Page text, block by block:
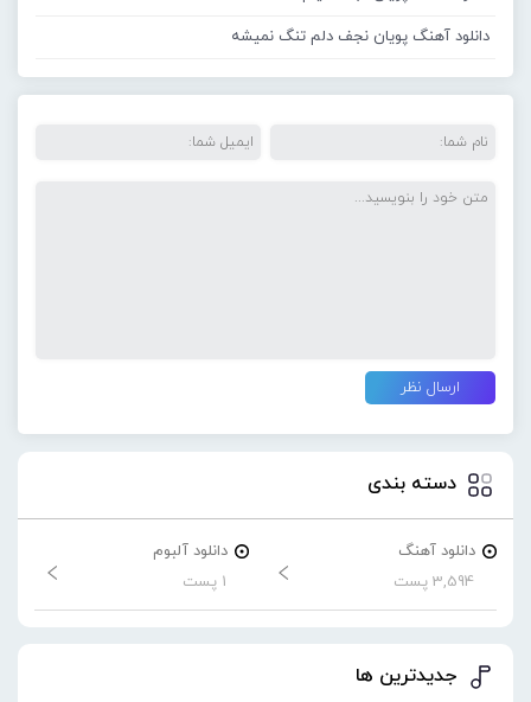
دانلود آهنگ پویان نجف دلم تنگ نمیشه
دسته بندی
دانلود آهنگ
3,594 پست
دانلود آلبوم
1 پست
جدیدترین ها